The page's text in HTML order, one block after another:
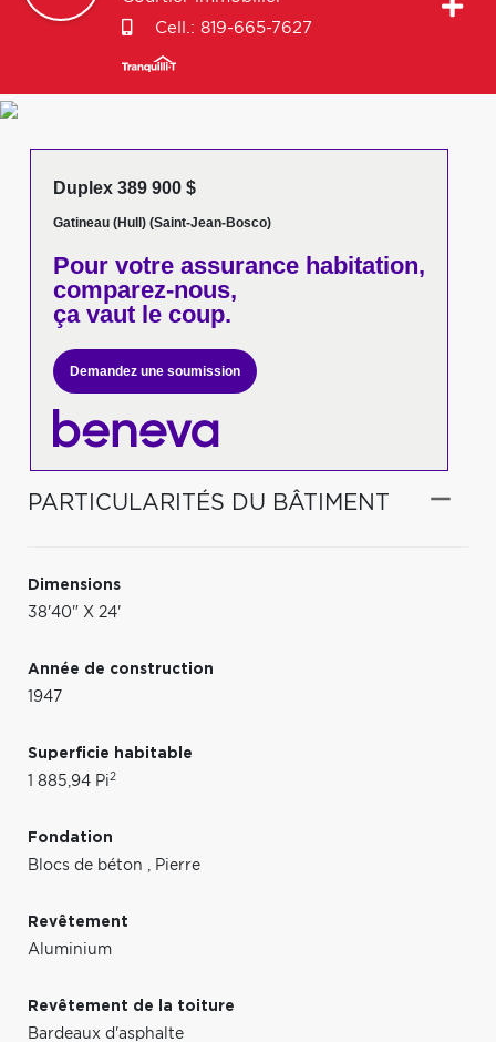
Cell.: 819-665-7627
Duplex 389 900 $
Gatineau (Hull) (Saint-Jean-Bosco)
Pour votreassurance habitation,
comparez-nous,
ça vaut le coup.
Demandez une soumission
PARTICULARITÉS DU BÂTIMENT
Dimensions
38'40" X 24'
Année de construction
1947
Superficie habitable
1 885,94 Pi2
Fondation
Blocs de béton , Pierre
Revêtement
Aluminium
Revêtement de la toiture
Bardeaux d'asphalte